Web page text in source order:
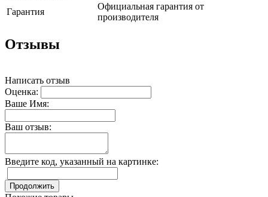
Гарантия
Официальная гарантия от
производителя
Отзывы
Написать отзыв
Оценка:
Ваше Имя:
Ваш отзыв:
Введите код, указанный на картинке:
Продолжить